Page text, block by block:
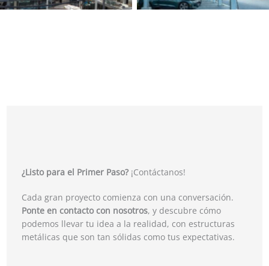
¿Listo para el Primer Paso? ¡Contáctanos!
Cada gran proyecto comienza con una conversación.
Ponte en contacto con nosotros, y descubre cómo
podemos llevar tu idea a la realidad, con estructuras
metálicas que son tan sólidas como tus expectativas.